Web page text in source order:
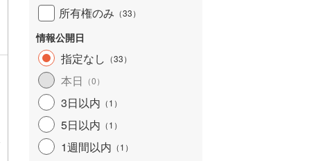
所有権のみ （33）
情報公開日
指定なし （33）
本日 （0）
3日以内 （1 ）
5日以内 （1 ）
1週間以内 （1 ）